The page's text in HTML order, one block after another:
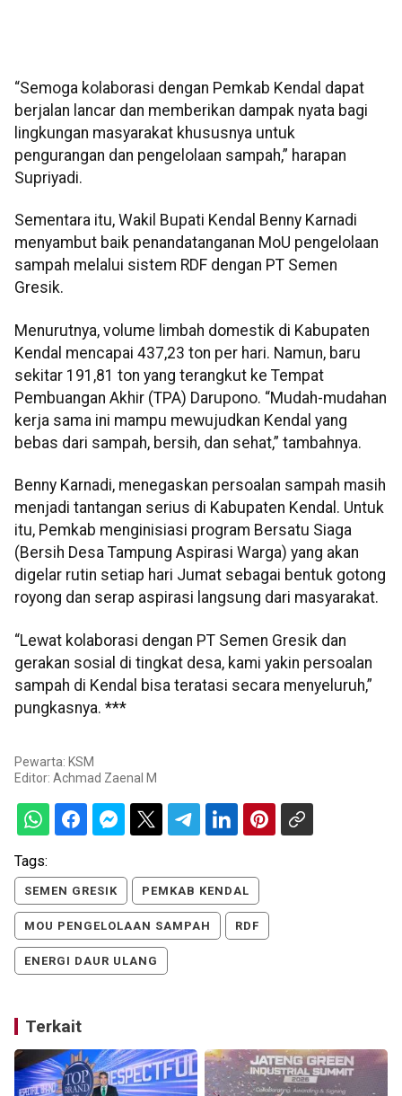
“Semoga kolaborasi dengan Pemkab Kendal dapat
berjalan lancar dan memberikan dampak nyata bagi
lingkungan masyarakat khususnya untuk
pengurangan dan pengelolaan sampah,” harapan
Supriyadi.
Sementara itu, Wakil Bupati Kendal Benny Karnadi
menyambut baik penandatanganan MoU pengelolaan
sampah melalui sistem RDF dengan PT Semen
Gresik.
Menurutnya, volume limbah domestik di Kabupaten
Kendal mencapai 437,23 ton per hari. Namun, baru
sekitar 191,81 ton yang terangkut ke Tempat
Pembuangan Akhir (TPA) Darupono. “Mudah-mudahan
kerja sama ini mampu mewujudkan Kendal yang
bebas dari sampah, bersih, dan sehat,” tambahnya.
Benny Karnadi, menegaskan persoalan sampah masih
menjadi tantangan serius di Kabupaten Kendal. Untuk
itu, Pemkab menginisiasi program Bersatu Siaga
(Bersih Desa Tampung Aspirasi Warga) yang akan
digelar rutin setiap hari Jumat sebagai bentuk gotong
royong dan serap aspirasi langsung dari masyarakat.
“Lewat kolaborasi dengan PT Semen Gresik dan
gerakan sosial di tingkat desa, kami yakin persoalan
sampah di Kendal bisa teratasi secara menyeluruh,”
pungkasnya. ***
Pewarta: KSM
Editor: Achmad Zaenal M
Tags:
SEMEN GRESIK PEMKAB KENDAL
MOU PENGELOLAAN SAMPAH RDF
ENERGI DAUR ULANG
Terkait